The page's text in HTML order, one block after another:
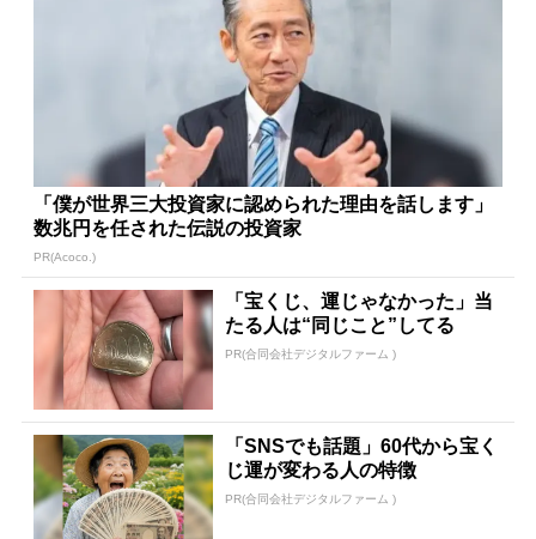
「僕が世界三大投資家に認められた理由を話します」
数兆円を任された伝説の投資家
PR(Acoco.)
「宝くじ、運じゃなかった」当
たる人は“同じこと”してる
PR(合同会社デジタルファーム )
「SNSでも話題」60代から宝く
じ運が変わる人の特徴
PR(合同会社デジタルファーム )